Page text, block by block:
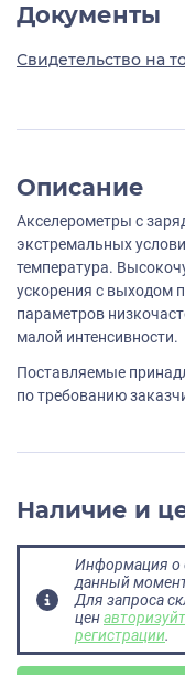
Документы
Свидетельство на
Описание
Акселерометры с
экстремальных
температура.
ускорения с выходом
параметров
малой интенсивности.
Поставляемые
по требованию
Наличие и
Информация о
данный
Для запроса
цен
регистрации.